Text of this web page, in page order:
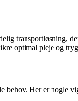
transportløsning,
optimal pleje og
behov. Her er nogle